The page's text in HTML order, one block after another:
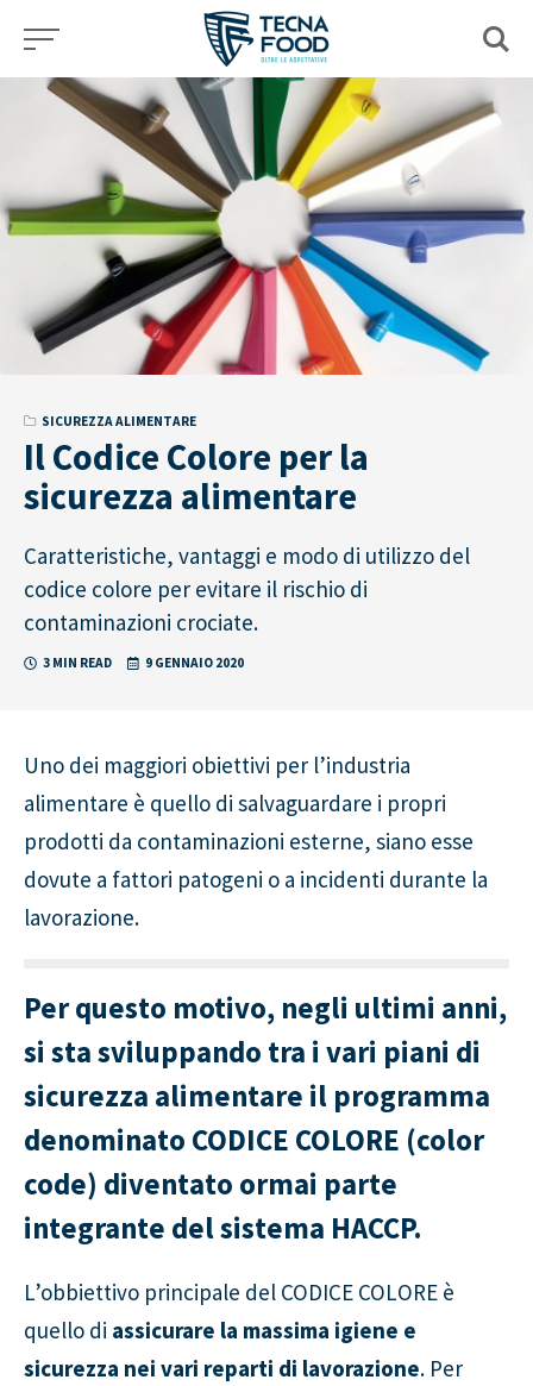
content
SICUREZZA ALIMENTARE
Il Codice Colore per la
sicurezza alimentare
Caratteristiche, vantaggi e modo di utilizzo del
codice colore per evitare il rischio di
contaminazioni crociate.
3 MIN READ 9 GENNAIO 2020
Uno dei maggiori obiettivi per l’industria
alimentare è quello di salvaguardare i propri
prodotti da contaminazioni esterne, siano esse
dovute a fattori patogeni o a incidenti durante la
lavorazione.
Per questo motivo, negli ultimi anni,
si sta sviluppando tra i vari piani di
sicurezza alimentare il programma
denominato CODICE COLORE (color
code) diventato ormai parte
integrante del sistema HACCP.
L’obbiettivo principale del CODICE COLORE è
quello di assicurare la massima igiene e
sicurezza nei vari reparti di lavorazione. Per